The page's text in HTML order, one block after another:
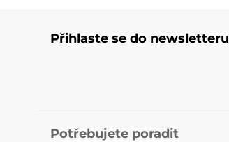
Přihlaste se do newsletteru
Potřebujete poradit